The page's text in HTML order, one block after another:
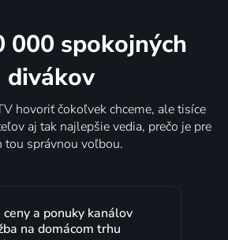
000 spokojných
divákov
hovoriť čokoľvek chceme, ale tisíce
aj tak najlepšie vedia, prečo je pre
tou správnou voľbou.
sledujem už niekoľko
spokojnosťou.